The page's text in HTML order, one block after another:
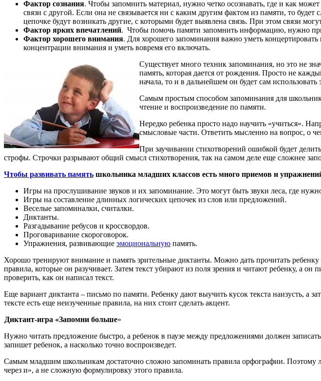
Фактор сознания. Чтобы запомнить материал, нужно четко осознавать, где и как
связи с другой. Если она не связывается ни с каким другим фактом из памяти, то
цепочке будут возникать другие, с которыми будет выявлена связь. При этом связи
Фактор ярких впечатлений. Чтобы помочь памяти запомнить информацию, нужно
Фактор хорошего внимания. Для хорошего запоминания важно уметь
концентрации внимания и уметь вовремя его включать.
Существует много техник запоминания, но это не
память, которая дается от рождения. Просто не
начала, то и в дальнейшем он будет сам использовать
Самым простым способом запоминания для
чтение и воспроизведение по памяти.
Нередко ребенка просто надо научить «учиться».
смысловые части. Ответить мысленно на вопрос, о
При заучивании стихотворений ошибкой будет
строфы. Строчки разрывают общий смысл стихотворения, так на самом деле еще сложнее
Чтобы развивать память школьника младших классов есть много приемов и
Игры на прослушивание звуков и их запоминание. Это могут быть звуки леса, где
Игры на составление длинных логических цепочек из слов или предложений.
Веселые запоминалки, считалки.
Диктанты.
Разгадывание ребусов и кроссвордов.
Проговаривание скороговорок.
Упражнения, развивающие эмоциональную память.
Хорошо тренируют внимание и память зрительные диктанты. Можно дать прочитать ребенку
правила, которые он разучивает. Затем текст убирают из поля зрения и читают ребенку, а
проверить, как он написал текст.
Еще вариант диктанта – письмо по памяти. Ребенку дают выучить кусок текста наизусть, а
тексте есть еще неизученные правила, на них стоит сделать акцент.
Диктант-игра «Запомни больше»
Нужно читать предложение быстро, а ребенок в паузе между предложениями должен
запишет ребенок, а насколько точно воспроизведет.
Самым младшим школьникам достаточно сложно запоминать правила орфографии.
через и», а не сложную формулировку этого правила.